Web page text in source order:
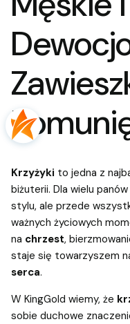
Krzyżyki to jedna z
biżuterii. Dla wielu
stylu, ale przede
ważnych życiowych
na chrzest,
staje się towarzyszem
serca.
W KingGold wiemy, że
sobie duchowe